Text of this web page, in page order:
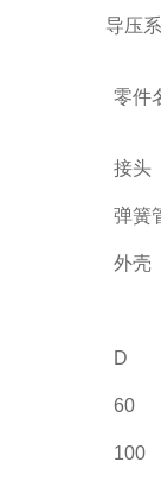
导压
零件
接头
弹簧
外壳
D
60
100